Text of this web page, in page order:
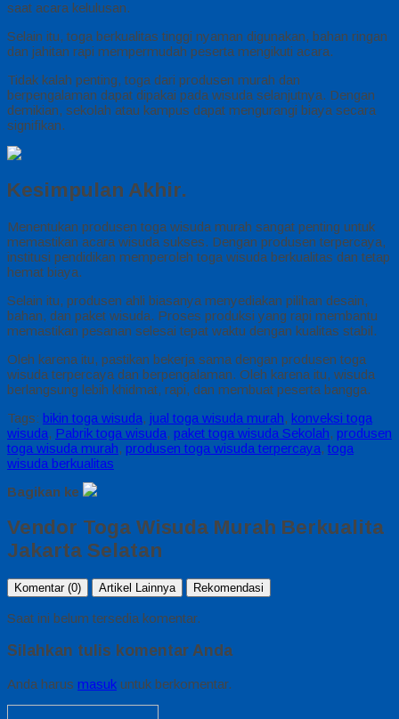
saat acara kelulusan.
Selain itu, toga berkualitas tinggi nyaman digunakan, bahan ringan
dan jahitan rapi mempermudah peserta mengikuti acara.
Tidak kalah penting, toga dari produsen murah dan
berpengalaman dapat dipakai pada wisuda selanjutnya. Dengan
demikian, sekolah atau kampus dapat mengurangi biaya secara
signifikan.
Kesimpulan Akhir.
Menentukan produsen toga wisuda murah sangat penting untuk
memastikan acara wisuda sukses. Dengan produsen terpercaya,
institusi pendidikan memperoleh toga wisuda berkualitas dan tetap
hemat biaya.
Selain itu, produsen ahli biasanya menyediakan pilihan desain,
bahan, dan paket wisuda. Proses produksi yang rapi membantu
memastikan pesanan selesai tepat waktu dengan kualitas stabil.
Oleh karena itu, pastikan bekerja sama dengan produsen toga
wisuda terpercaya dan berpengalaman. Oleh karena itu, wisuda
berlangsung lebih khidmat, rapi, dan membuat peserta bangga.
Tags: bikin toga wisuda, jual toga wisuda murah, konveksi toga
wisuda, Pabrik toga wisuda, paket toga wisuda Sekolah, produsen
toga wisuda murah, produsen toga wisuda terpercaya, toga
wisuda berkualitas
Bagikan ke
Vendor Toga Wisuda Murah Berkualita
Jakarta Selatan
Komentar (0) Artikel Lainnya Rekomendasi
Saat ini belum tersedia komentar.
Silahkan tulis komentar Anda
Anda harus masuk untuk berkomentar.